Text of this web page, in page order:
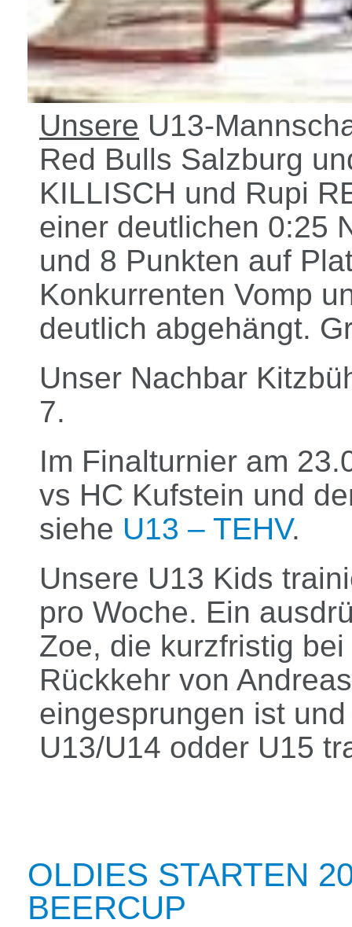
Unsere U13-
Red Bulls Salzburg
KILLISCH und Rupi
einer deutlichen 0:25
und 8 Punkten auf
Konkurrenten Vomp
deutlich abgehängt.
Unser Nachbar
7.
Im Finalturnier am
vs HC Kufstein und
siehe U13 – TEHV.
Unsere U13 Kids
pro Woche. Ein
Zoe, die kurzfristig
Rückkehr von
eingesprungen ist
U13/U14 odder U15
OLDIES STARTEN
BEERCUP